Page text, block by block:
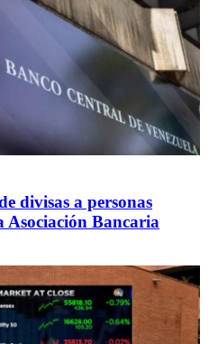
divisas a personas
Asociación Bancaria